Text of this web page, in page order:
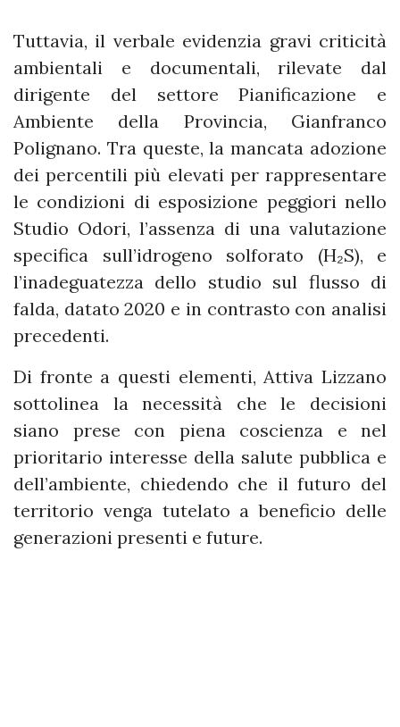
Tuttavia, il verbale evidenzia gravi criticità
ambientali e documentali, rilevate dal
dirigente del settore Pianificazione e
Ambiente della Provincia, Gianfranco
Polignano. Tra queste, la mancata adozione
dei percentili più elevati per rappresentare
le condizioni di esposizione peggiori nello
Studio Odori, l’assenza di una valutazione
specifica sull’idrogeno solforato (H₂S), e
l’inadeguatezza dello studio sul flusso di
falda, datato 2020 e in contrasto con analisi
precedenti.
Di fronte a questi elementi, Attiva Lizzano
sottolinea la necessità che le decisioni
siano prese con piena coscienza e nel
prioritario interesse della salute pubblica e
dell’ambiente, chiedendo che il futuro del
territorio venga tutelato a beneficio delle
generazioni presenti e future.